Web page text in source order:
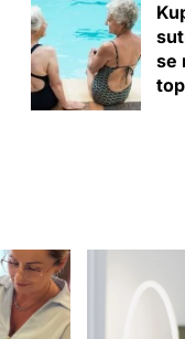
se